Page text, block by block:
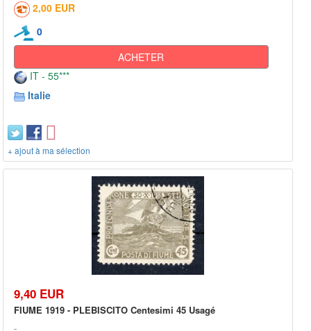
2,00 EUR
0
ACHETER
IT - 55***
Italie
+ ajout à ma sélection
9,40 EUR
FIUME 1919 - PLEBISCITO Centesimi 45 Usagé